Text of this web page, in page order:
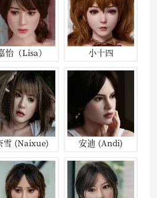
怡（Lisa） 小十四
雪 (Naixue) 安迪 (Andi)